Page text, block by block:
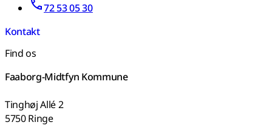
72 53 05 30
Kontakt
Find os
Faaborg-Midtfyn Kommune
Tinghøj Allé 2
5750 Ringe